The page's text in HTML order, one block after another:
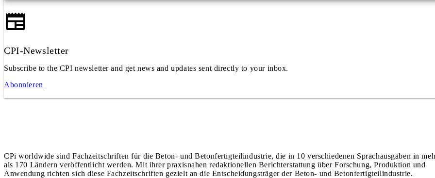
CPI-Newsletter
Subscribe to the CPI newsletter and get news and updates sent directly to your inbox.
Abonnieren
CPi worldwide sind Fachzeitschriften für die Beton- und Betonfertigteilindustrie, die in 10 verschiedenen Sprachausgaben in
als 170 Ländern veröffentlicht werden. Mit ihrer praxisnahen redaktionellen Berichterstattung über Forschung, Produktion und
Anwendung richten sich diese Fachzeitschriften gezielt an die Entscheidungsträger der Beton- und Betonfertigteilindustrie.